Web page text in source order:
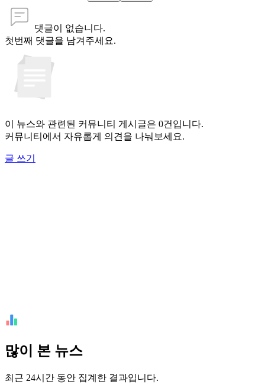
댓글이 없습니다.
첫번째 댓글을 남겨주세요.
이 뉴스와 관련된 커뮤니티 게시글은 0건입니다.
커뮤니티에서 자유롭게 의견을 나눠보세요.
글 쓰기
많이 본 뉴스
최근 24시간 동안 집계한 결과입니다.